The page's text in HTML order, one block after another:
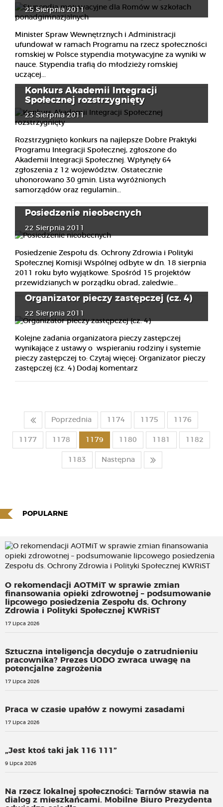
25 Sierpnia 2011
Minister Spraw Wewnętrznych i Administracji
ufundował w ramach Programu na rzecz społeczności
romskiej w Polsce stypendia motywacyjne za wyniki w
nauce. Stypendia trafią do młodzieży romskiej
uczącej...
Konkurs Akademii Integracji
Społecznej rozstrzygnięty
23 Sierpnia 2011
Rozstrzygnięto konkurs na najlepsze Dobre Praktyki
Programu Integracji Społecznej, zgłoszone do
Akademii Integracji Społecznej. Wpłynęły 64
zgłoszenia z 12 województw. Ostatecznie
uhonorowano 30 gmin. Lista wyróżnionych
samorządów oraz regulamin...
Posiedzenie nieobecnych
22 Sierpnia 2011
Posiedzenie Zespołu ds. Ochrony Zdrowia i Polityki
Społecznej Komisji Wspólnej odbyte w dn. 18 sierpnia
2011 roku było wyjątkowe. Spośród 15 projektów
przewidzianych w porządku obrad, zaledwie...
Organizator pieczy zastępczej (cz. 4)
22 Sierpnia 2011
Kolejne zadania organizatora pieczy zastępczej
wynikające z ustawy o wspieraniu rodziny i systemie
pieczy zastępczej to: Czytaj więcej: Organizator pieczy
zastępczej (cz. 4) Dodaj komentarz
Poprzednia 1174 1175 1176
1177 1178 1179 1180 1181 1182
1183 Następna
POPULARNE
O rekomendacji AOTMiT w sprawie zmian
finansowania opieki zdrowotnej – podsumowanie
lipcowego posiedzenia Zespołu ds. Ochrony
Zdrowia i Polityki Społecznej KWRiST
17 Lipca 2026
Sztuczna inteligencja decyduje o zatrudnieniu
pracownika? Prezes UODO zwraca uwagę na
potencjalne zagrożenia
17 Lipca 2026
Praca w czasie upałów z nowymi zasadami
17 Lipca 2026
„Jest ktoś taki jak 116 111”
9 Lipca 2026
Na rzecz lokalnej społeczności: Tarnów stawia na
dialog z mieszkańcami. Mobilne Biuro Prezydenta